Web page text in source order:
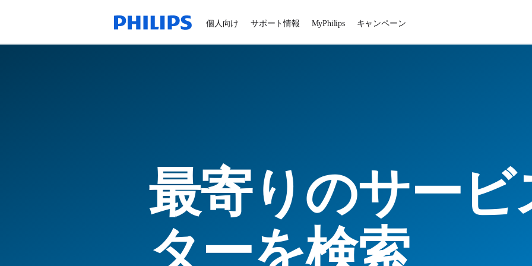
個人向け サポート情報 MyPhilips キャンペーン
最寄りのサービ
ターを検索